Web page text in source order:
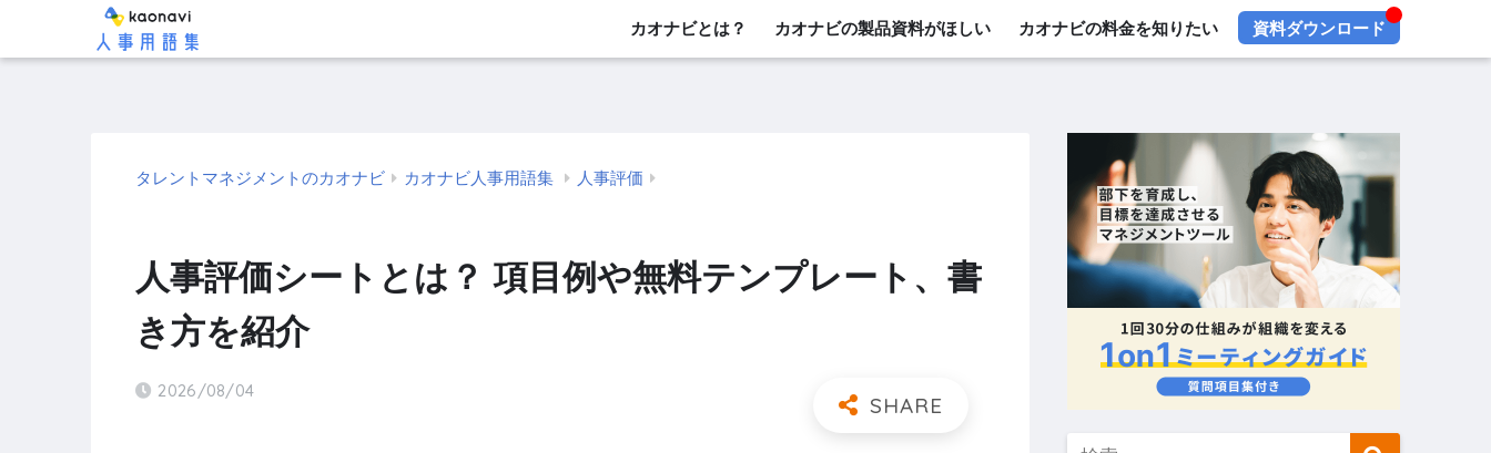
カオナビとは？ カオナビの製品資料がほしい カオナビの料金を知りたい 資料ダウンロード
タレントマネジメントのカオナビ カオナビ人事用語集 人事評価
人事評価シートとは？ 項目例や無料テンプレート、書
き方を紹介
2026/08/04